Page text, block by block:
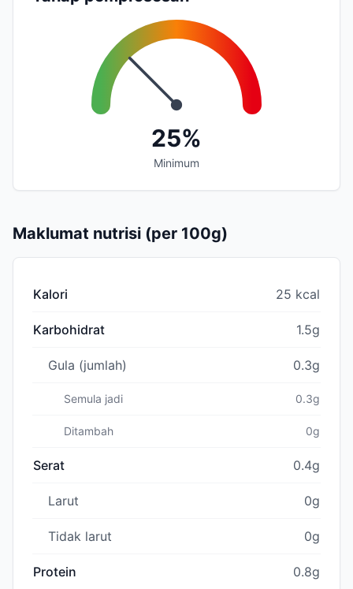
25%
Minimum
Maklumat nutrisi (per 100g)
Kalori 25 kcal
Karbohidrat 1.5g
Gula (jumlah) 0.3g
Semula jadi 0.3g
Ditambah 0g
Serat 0.4g
Larut 0g
Tidak larut 0g
Protein 0.8g